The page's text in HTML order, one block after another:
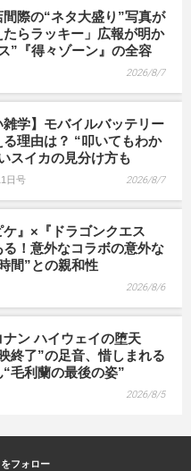
間際の“ネタ大盛り”写真が
らラッキー」広報が明か
”『得々ゾーン』の全容
2026/8/7
雑学】モバイルバッテリー
理由は？ “叩いてもわか
スイカの見分け方も
日号 2026/8/7
ケ』×『ドラゴンクエス
る！意外なコラボの意外な
間”との親和性
2026/8/6
ン ハイウェイの堕天
終了”の足音、惜しまれる
毛利蘭の最後の姿”
2026/8/5
フォロー